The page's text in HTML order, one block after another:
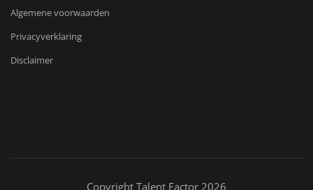
Algemene voorwaarden
Privacyverklaring
Disclaimer
Copyright Talent Factor 2026